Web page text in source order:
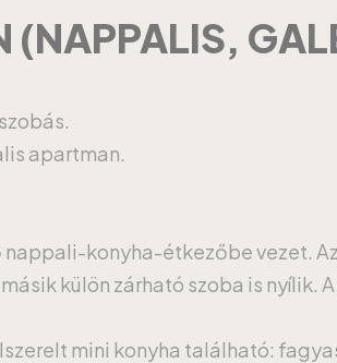
(NAPPALIS,
apartman.
konyha-étkezőbe vezet.
külön zárható szoba is
mini konyha található: